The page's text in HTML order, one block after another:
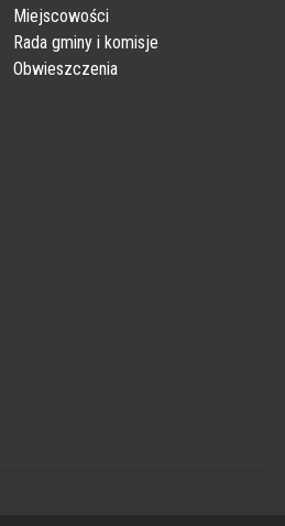
Miejscowości
Rada gminy i komisje
Obwieszczenia